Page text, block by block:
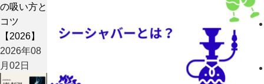
の吸い方と
コツ
【2026】
2026年08
月02日